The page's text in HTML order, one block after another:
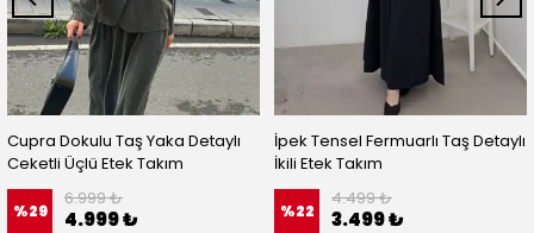
Cupra Dokulu Taş Yaka Detaylı
Ceketli Üçlü Etek Takım
%29
6.999 ₺
4.999 ₺
İpek Tensel Fermuarlı Taş Detaylı
İkili Etek Takım
%22
4.499 ₺
3.499 ₺